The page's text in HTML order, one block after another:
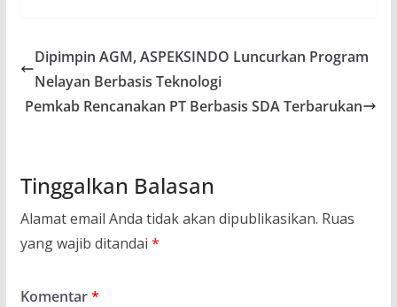
Dipimpin AGM, ASPEKSINDO Luncurkan Program
Nelayan Berbasis Teknologi
Pemkab Rencanakan PT Berbasis SDA Terbarukan
Tinggalkan Balasan
Alamat email Anda tidak akan dipublikasikan. Ruas
yang wajib ditandai *
Komentar*